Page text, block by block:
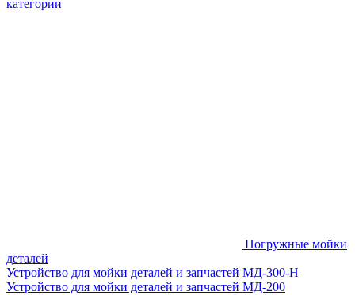
категории
Погружные мойки
деталей
Устройство для мойки деталей и запчастей МД-300-H
Устройство для мойки деталей и запчастей МД-200